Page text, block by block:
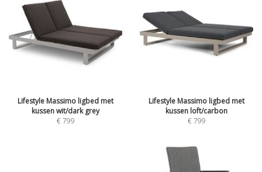
Lifestyle Massimo ligbed met
kussen wit/dark grey
€799
Lifestyle Massimo ligbed met
kussen loft/carbon
€799